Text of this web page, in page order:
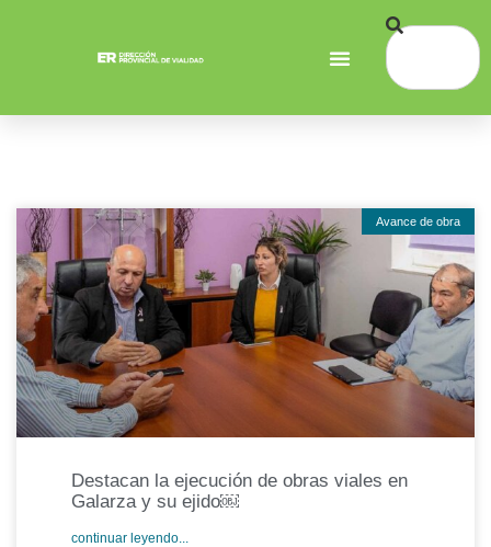
Avance de obra
Destacan la ejecución de obras viales en
Galarza y su ejido￼
continuar leyendo...